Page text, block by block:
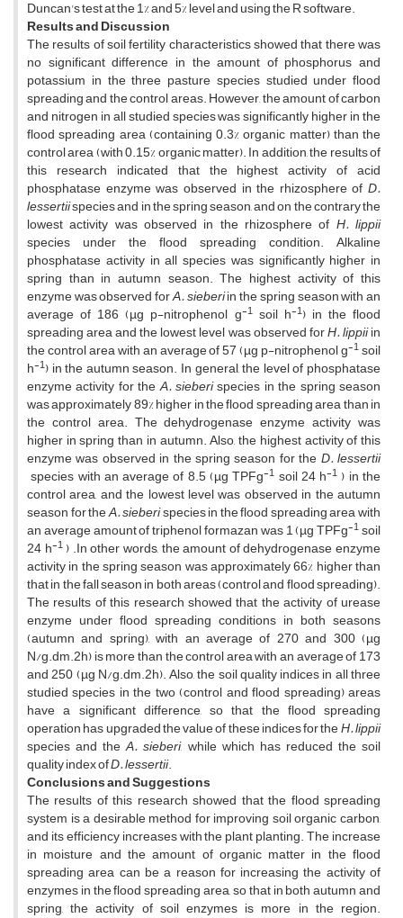
Duncan's test at the 1% and 5% level and using the R software.
Results and Discussion
The results of soil fertility characteristics showed that there was
no significant difference in the amount of phosphorus and
potassium in the three pasture species studied under flood
spreading and the control areas. However, the amount of carbon
and nitrogen in all studied species was significantly higher in the
flood spreading area (containing 0.3% organic matter) than the
control area (with 0.15% organic matter). In addition, the results of
this research indicated that the highest activity of acid
phosphatase enzyme was observed in the rhizosphere of D.
lessertiispecies and in the spring season, and on the contrary the
lowest activity was observed in the rhizosphere of H. lippii
species under the flood spreading condition. Alkaline
phosphatase activity in all species was significantly higher in
spring than in autumn season. The highest activity of this
enzyme was observed forA. sieberiin the spring season with an
average of 186 (µg p-nitrophenol g-1soil h-1) in the flood
spreading area and the lowest level was observed forH. lippiiin
the control area with an average of 57 (µg p-nitrophenol g-1soil
h-1) in the autumn season. In general, the level of phosphatase
enzyme activity for theA. sieberispecies in the spring season
was approximately 89% higher in the flood spreading area than in
the control area. The dehydrogenase enzyme activity was
higher in spring than in autumn. Also, the highest activity of this
enzyme was observed in the spring season for theD. lessertii
species with an average of 8.5 (µg TPFg-1 soil 24 h-1 ) in the
control area, and the lowest level was observed in the autumn
season for theA. sieberispecies in the flood spreading area with
an average amount of triphenol formazan was 1 (µg TPFg-1soil
24 h-1) .In other words, the amount of dehydrogenase enzyme
activity in the spring season was approximately 66% higher than
that in the fall season in both areas (control and flood spreading).
The results of this research showed that the activity of urease
enzyme under flood spreading conditions in both seasons
(autumn and spring), with an average of 270 and 300 (µg
N/g.dm.2h) is more than the control area with an average of 173
and 250 (µg N/g.dm.2h). Also, the soil quality indices in all three
studied species in the two (control and flood spreading) areas
have a significant difference, so that the flood spreading
operation has upgraded the value of these indices for theH. lippii
species and theA. sieberi, while which has reduced the soil
quality index ofD. lessertii.
Conclusions and Suggestions
The results of this research showed that the flood spreading
system is a desirable method for improving soil organic carbon,
and its efficiency increases with the plant planting. The increase
in moisture and the amount of organic matter in the flood
spreading area can be a reason for increasing the activity of
enzymes in the flood spreading area, so that in both autumn and
spring, the activity of soil enzymes is more in the region.